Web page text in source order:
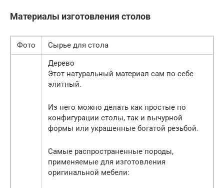
Материалы изготовления столов
Фото
Сырье для стола
Дерево
Этот натуральный материал сам по себе
элитный.
Из него можно делать как простые по
конфигурации столы, так и вычурной
формы или украшенные богатой резьбой.
Самые распространенные породы,
применяемые для изготовления
оригинальной мебели: